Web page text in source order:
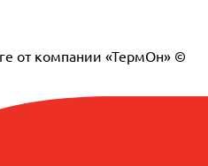
от компании «ТермОн» ©